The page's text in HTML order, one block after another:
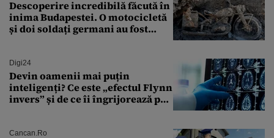
Descoperire incredibilă făcută în
inima Budapestei. O motocicletă
și doi soldați germani au fost
Digi24
Devin oamenii mai puțin
inteligenți? Ce este „efectul Flynn
invers” și de ce îi îngrijorează pe
Cancan.ro